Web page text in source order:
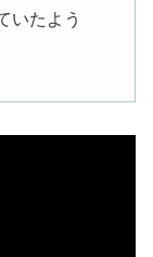
いたよう